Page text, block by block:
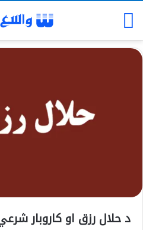
د حلال رزق او کاروبار